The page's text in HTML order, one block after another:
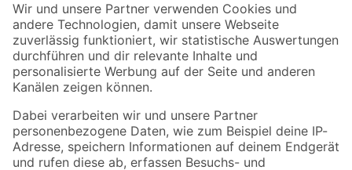
Der toom Newsletter: Keine Angebote und Aktionen mehr verpassen!
Zur Newsletter Anmeldung
Folge uns
Zahlungsarten Versandarten